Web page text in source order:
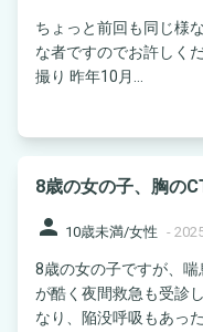
ちょっと前回も同じ様
な者ですのでお許しください 私は昨年8月に前
撮り 昨年10月...
8歳の女の子、胸の
person 10歳未満/女性 -
8歳の女の子ですが、
が酷く夜間救急も受診
なり、陥没呼吸もあった